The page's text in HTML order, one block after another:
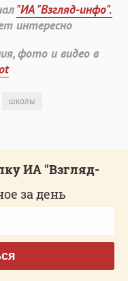
"ИА "Взгляд-инфо".
интересно
фото и видео в
школы
ИА "Взгляд-
за день